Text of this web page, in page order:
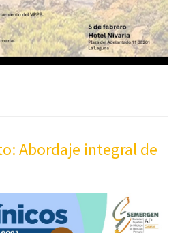
Abordaje integral de